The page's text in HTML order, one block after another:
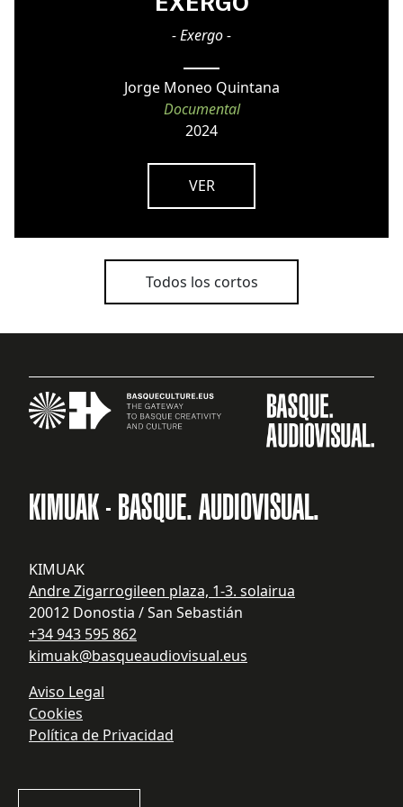
EXERGO
- Exergo -
Jorge Moneo Quintana
Documental
2024
VER
Todos los cortos
KIMUAK - BASQUE. AUDIOVISUAL.
KIMUAK
Andre Zigarrogileen plaza, 1-3. solairua
20012 Donostia / San Sebastián
+34 943 595 862
kimuak@basqueaudiovisual.eus
Aviso Legal
Cookies
Política de Privacidad